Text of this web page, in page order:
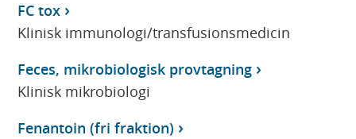
FC tox
Klinisk immunologi/transfusionsmedicin
Feces, mikrobiologisk provtagning
Klinisk mikrobiologi
Fenantoin (fri fraktion)